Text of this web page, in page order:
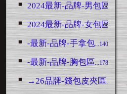
2024最新-品牌-男包區 ...3128
2024最新-品牌-女包區...6748
-最新-品牌-手拿包 ...1403
-最新-品牌-胸包區...1788
→26品牌-錢包皮夾區 ...1519